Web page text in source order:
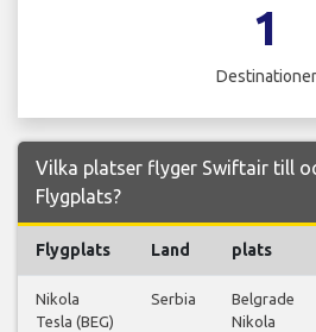
1
Destinationer
Vilka platser flyger Swiftair till
Flygplats?
Flygplats Land plats
Nikola
Tesla (BEG)
Serbia
Belgrade
Nikola